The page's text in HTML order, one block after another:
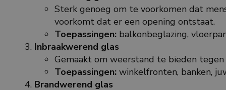
Sterk genoeg om te voorkomen dat
voorkomt dat er een opening ontstaat.
Toepassingen: balkonbeglazing,
Inbraakwerend glas
Gemaakt om weerstand te bieden
Toepassingen: winkelfronten, banken,
Brandwerend glas